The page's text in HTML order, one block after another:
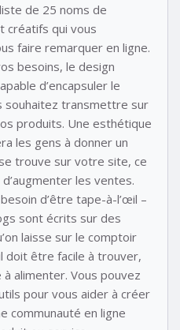
de 25 noms de
créatifs qui vous
faire remarquer en ligne.
besoins, le design
d’encapsuler le
souhaitez transmettre sur
produits. Une esthétique
les gens à donner un
trouve sur votre site, ce
les ventes.
d’être tape-à-l’œil –
sont écrits sur des
laisse sur le comptoir
doit être facile à trouver,
alimenter. Vous pouvez
pour vous aider à créer
communauté en ligne